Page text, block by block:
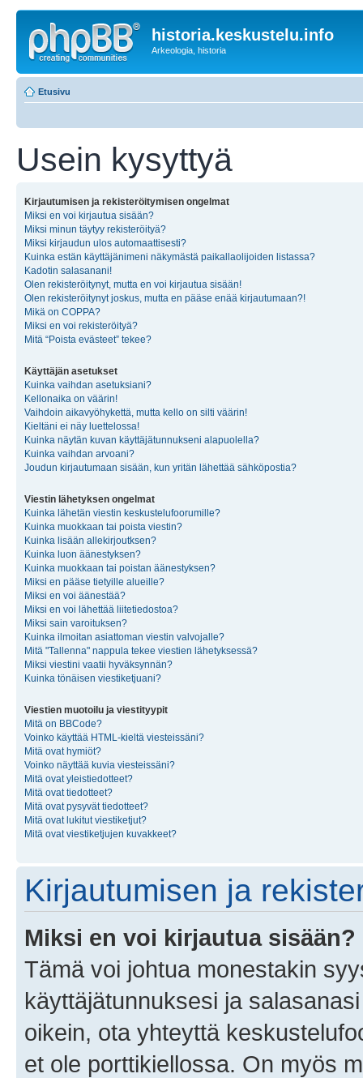
historia.keskustelu.info
Arkeologia, historia
Etusivu
Usein kysyttyä
Kirjautumisen ja rekisteröitymisen ongelmat
Miksi en voi kirjautua sisään?
Miksi minun täytyy rekisteröityä?
Miksi kirjaudun ulos automaattisesti?
Kuinka estän käyttäjänimeni näkymästä paikallaolijoiden listassa?
Kadotin salasanani!
Olen rekisteröitynyt, mutta en voi kirjautua sisään!
Olen rekisteröitynyt joskus, mutta en pääse enää kirjautumaan?!
Mikä on COPPA?
Miksi en voi rekisteröityä?
Mitä “Poista evästeet” tekee?
Käyttäjän asetukset
Kuinka vaihdan asetuksiani?
Kellonaika on väärin!
Vaihdoin aikavyöhykettä, mutta kello on silti väärin!
Kieltäni ei näy luettelossa!
Kuinka näytän kuvan käyttäjätunnukseni alapuolella?
Kuinka vaihdan arvoani?
Joudun kirjautumaan sisään, kun yritän lähettää sähköpostia?
Viestin lähetyksen ongelmat
Kuinka lähetän viestin keskustelufoorumille?
Kuinka muokkaan tai poista viestin?
Kuinka lisään allekirjoutksen?
Kuinka luon äänestyksen?
Kuinka muokkaan tai poistan äänestyksen?
Miksi en pääse tietyille alueille?
Miksi en voi äänestää?
Miksi en voi lähettää liitetiedostoa?
Miksi sain varoituksen?
Kuinka ilmoitan asiattoman viestin valvojalle?
Mitä "Tallenna" nappula tekee viestien lähetyksessä?
Miksi viestini vaatii hyväksynnän?
Kuinka tönäisen viestiketjuani?
Viestien muotoilu ja viestityypit
Mitä on BBCode?
Voinko käyttää HTML-kieltä viesteissäni?
Mitä ovat hymiöt?
Voinko näyttää kuvia viesteissäni?
Mitä ovat yleistiedotteet?
Mitä ovat tiedotteet?
Mitä ovat pysyvät tiedotteet?
Mitä ovat lukitut viestiketjut?
Mitä ovat viestiketjujen kuvakkeet?
Kirjautumisen ja
Miksi en voi kirjautua sisään?
Tämä voi johtua monestakin
käyttäjätunnuksesi ja
oikein, ota yhteyttä
et ole porttikiellossa. On myös